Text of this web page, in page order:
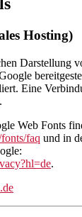
Hosting)
Darstellung
Eine
Web Fonts
faq und in
.